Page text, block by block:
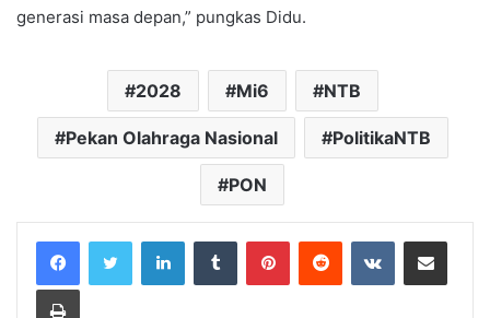
generasi masa depan,” pungkas Didu.
2028 Mi6 NTB
Pekan Olahraga Nasional PolitikaNTB
PON
LinkedInTumblr PinterestReddit VKontakteShare via Email
Print